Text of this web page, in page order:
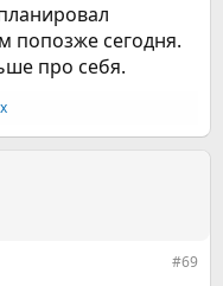
поговорить
не только для
их решения мы
попозже сегодня.
про себя.
#69